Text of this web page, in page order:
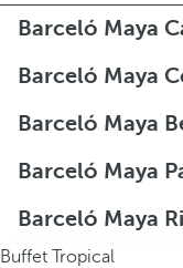
Barceló Maya
Barceló Maya
Barceló Maya
Barceló Maya
Barceló Maya
Buffet Tropical